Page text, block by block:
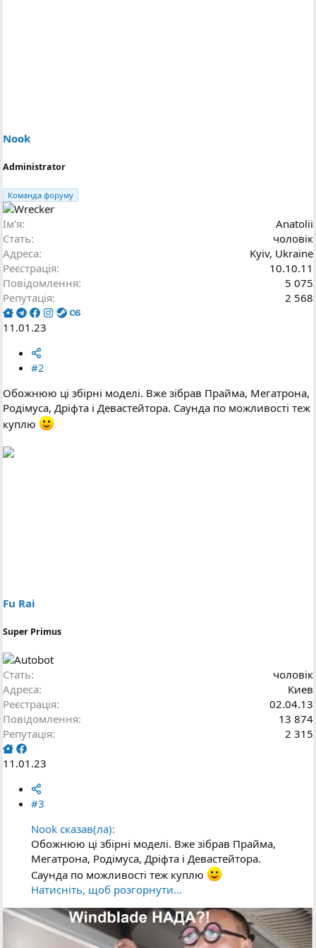
Nook
Administrator
Команда форуму
Ім'я
Anatolii
Стать
чоловік
Адреса
Kyiv, Ukraine
Реєстрація
10.10.11
Повідомлення
5 075
Репутація
2 568
11.01.23
#2
Обожнюю ці збірні моделі. Вже зібрав Прайма, Мегатрона,
Родімуса, Дріфта і Девастейтора. Саунда по можливості теж
куплю
Fu Rai
Super Primus
Стать
чоловік
Адреса
Киев
Реєстрація
02.04.13
Повідомлення
13 874
Репутація
2 315
11.01.23
#3
Nook сказав(ла):
Обожнюю ці збірні моделі. Вже зібрав Прайма,
Мегатрона, Родімуса, Дріфта і Девастейтора.
Саунда по можливості теж куплю
Натисніть, щоб розгорнути...